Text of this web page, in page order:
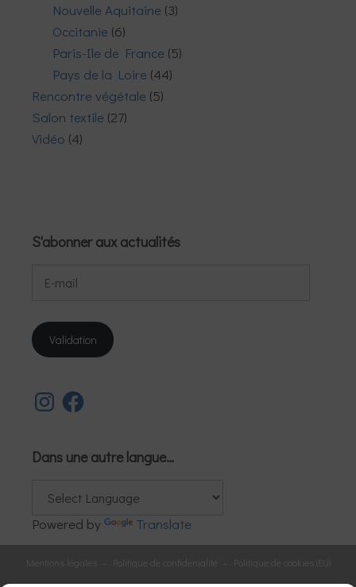
Nouvelle Aquitaine (3)
Occitanie (6)
Paris-Ile de France (5)
Pays de la Loire (44)
Rencontre végétale (5)
Salon textile (27)
Vidéo (4)
S'abonner aux actualités
mail
Validation
InstagramFacebook
Dans une autre langue…
Powered by Translate
Mentions légales Politique de confidenialité Politique de cookies (EU)